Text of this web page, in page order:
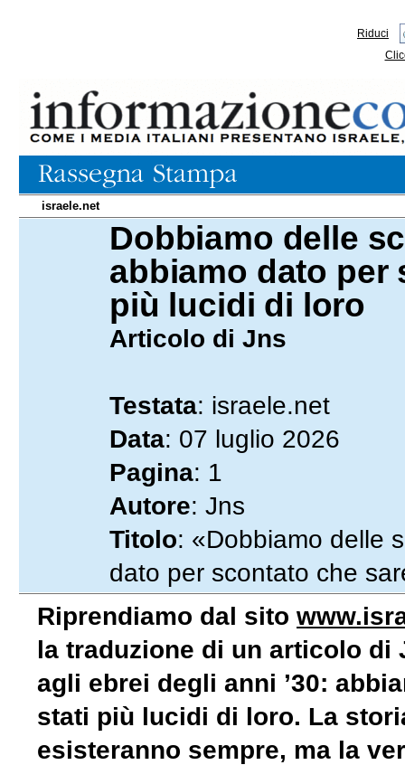
Riduci
israele.net
Dobbiamo delle
abbiamo dato per
più lucidi di loro
Articolo di Jns
Testata: israele.net
Data: 07 luglio 2026
Pagina: 1
Autore: Jns
Titolo: «Dobbiamo delle
dato per scontato che
Riprendiamo dal sito
la traduzione di un articolo
agli ebrei degli anni ’30:
stati più lucidi di loro. La
esisteranno sempre, ma la